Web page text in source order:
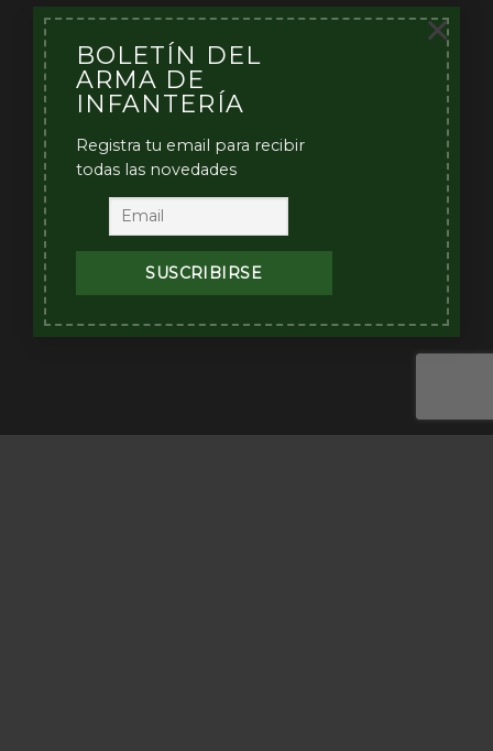
BOLETÍN DEL
ARMA DE
INFANTERÍA
Registra tu email para recibir
todas las novedades
×